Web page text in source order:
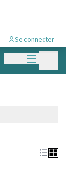
Menu
Se connecter